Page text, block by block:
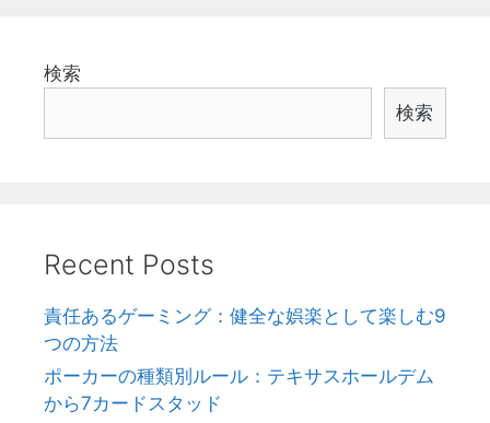
検索
検索
Recent Posts
責任あるゲーミング：健全な娯楽として楽しむ9
つの方法
ポーカーの種類別ルール：テキサスホールデム
から7カードスタッド